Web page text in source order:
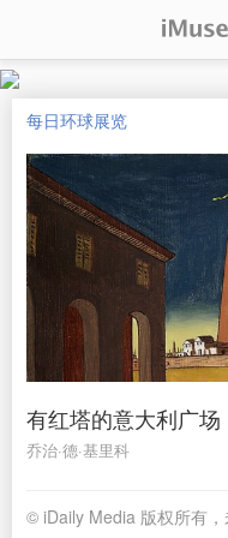
每日环球展览
有红塔的意大利广场
乔治·德·基里科
© iDaily Media 版权所有，